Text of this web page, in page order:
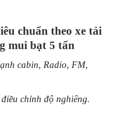
chuẩn theo xe tải
mui bạt 5 tấn
cabin, Radio, FM,
chỉnh độ nghiêng.